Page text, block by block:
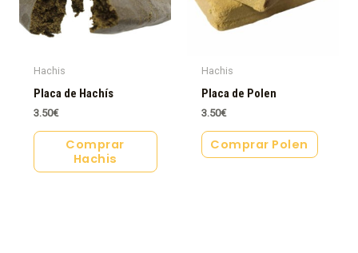
Hachis
Placa de Hachís
3.50€
Comprar
Hachis
Hachis
Placa de Polen
3.50€
Comprar Polen